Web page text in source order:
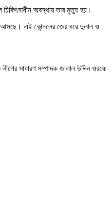
অবস্থায় তার মৃত্যু হয়।
আসছে। এই কোন্দলের জের ধরে দুলাল ও
সাধারণ সম্পাদক জালাল উদ্দিন ওরফে